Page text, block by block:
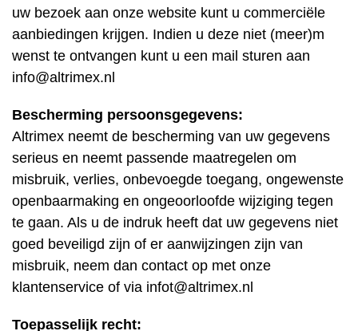
uw bezoek aan onze website kunt u commerciële
aanbiedingen krijgen. Indien u deze niet (meer)m
wenst te ontvangen kunt u een mail sturen aan
info@altrimex.nl
Bescherming persoonsgegevens:
Altrimex neemt de bescherming van uw gegevens
serieus en neemt passende maatregelen om
misbruik, verlies, onbevoegde toegang, ongewenste
openbaarmaking en ongeoorloofde wijziging tegen
te gaan. Als u de indruk heeft dat uw gegevens niet
goed beveiligd zijn of er aanwijzingen zijn van
misbruik, neem dan contact op met onze
klantenservice of via infot@altrimex.nl
Toepasselijk recht: